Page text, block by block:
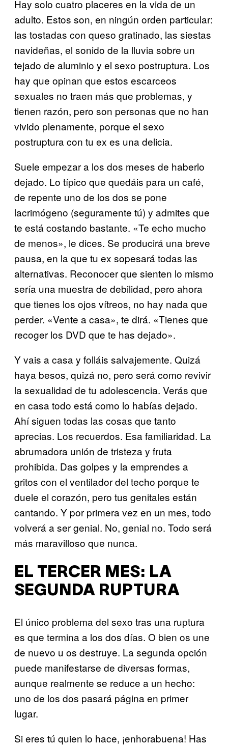
Hay solo cuatro placeres en la vida de un
adulto. Estos son, en ningún orden particular:
las tostadas con queso gratinado, las siestas
navideñas, el sonido de la lluvia sobre un
tejado de aluminio y el sexo postruptura. Los
hay que opinan que estos escarceos
sexuales no traen más que problemas, y
tienen razón, pero son personas que no han
vivido plenamente, porque el sexo
postruptura con tu ex es una delicia.
Suele empezar a los dos meses de haberlo
dejado. Lo típico que quedáis para un café,
de repente uno de los dos se pone
lacrimógeno (seguramente tú) y admites que
te está costando bastante. «Te echo mucho
de menos», le dices. Se producirá una breve
pausa, en la que tu ex sopesará todas las
alternativas. Reconocer que sienten lo mismo
sería una muestra de debilidad, pero ahora
que tienes los ojos vítreos, no hay nada que
perder. «Vente a casa», te dirá. «Tienes que
recoger los DVD que te has dejado».
Y vais a casa y folláis salvajemente. Quizá
haya besos, quizá no, pero será como revivir
la sexualidad de tu adolescencia. Verás que
en casa todo está como lo habías dejado.
Ahí siguen todas las cosas que tanto
aprecias. Los recuerdos. Esa familiaridad. La
abrumadora unión de tristeza y fruta
prohibida. Das golpes y la emprendes a
gritos con el ventilador del techo porque te
duele el corazón, pero tus genitales están
cantando. Y por primera vez en un mes, todo
volverá a ser genial. No, genial no. Todo será
más maravilloso que nunca.
EL TERCER MES: LA
SEGUNDA RUPTURA
El único problema del sexo tras una ruptura
es que termina a los dos días. O bien os une
de nuevo u os destruye. La segunda opción
puede manifestarse de diversas formas,
aunque realmente se reduce a un hecho:
uno de los dos pasará página en primer
lugar.
Si eres tú quien lo hace, ¡enhorabuena! Has